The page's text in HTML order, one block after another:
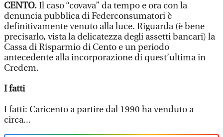
CENTO.Il caso “covava” da tempo e ora con la
denuncia pubblica di Federconsumatori è
definitivamente venuto alla luce. Riguarda (è bene
precisarlo, vista la delicatezza degli assetti bancari) la
Cassa di Risparmio di Cento e un periodo
antecedente alla incorporazione di quest’ultima in
Credem.
I fatti
I fatti: Caricento a partire dal 1990 ha venduto a
circa...